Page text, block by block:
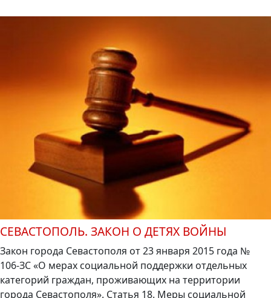
СЕВАСТОПОЛЬ. ЗАКОН О ДЕТЯХ ВОЙНЫ
Закон города Севастополя от 23 января 2015 года №
106-ЗС «О мерах социальной поддержки отдельных
категорий граждан, проживающих на территории
города Севастополя». Статья 18. Меры социальной